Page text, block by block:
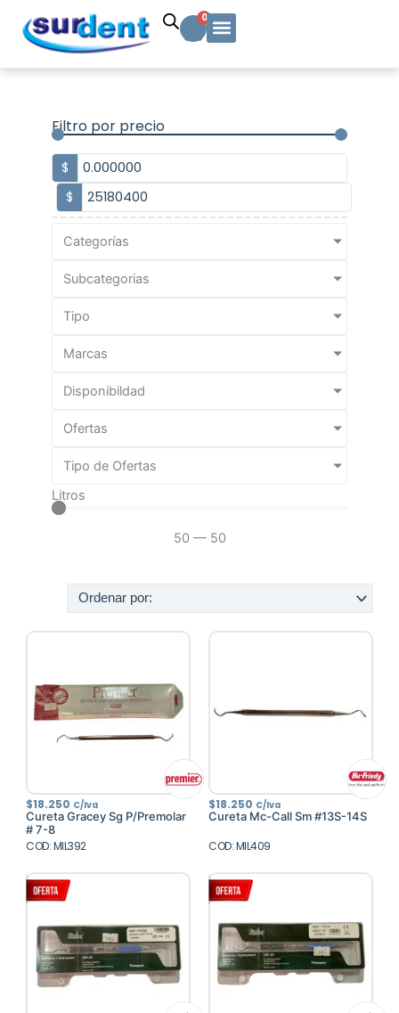
contenido
0
Carrito
Filtro por precio
$
$
Categorías
Subcategorias
Tipo
Marcas
Disponibildad
Ofertas
Tipo de Ofertas
Litros
50 — 50
$18.250 C/Iva
Cureta Gracey Sg P/Premolar
# 7-8
COD: MIL392
$18.250 C/Iva
Cureta Mc-Call Sm #13S-14S
COD: MIL409